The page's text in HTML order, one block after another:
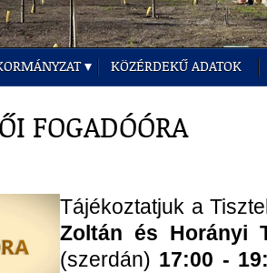
KÖZÉRDEKŰ ADATOK
FOGADÓÓRA
Tájékoztatjuk a
Zoltán és Horányi
(szerdán) 17:00 -